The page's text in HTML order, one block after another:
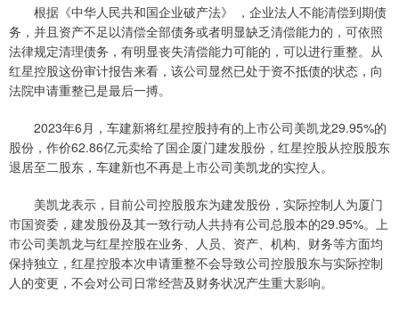
根据《中华人民共和国企业破产法》 ，企业法人不能清偿到期债
务，并且资产不足以清偿全部债务或者明显缺乏清偿能力的，可依照
法律规定清理债务，有明显丧失清偿能力可能的，可以进行重整。从
红星控股这份审计报告来看，该公司显然已处于资不抵债的状态，向
法院申请重整已是最后一搏。
2023年6月，车建新将红星控股持有的上市公司美凯龙29.95%的
股份，作价62.86亿元卖给了国企厦门建发股份，红星控股从控股股东
退居至二股东，车建新也不再是上市公司美凯龙的实控人。
美凯龙表示，目前公司控股股东为建发股份，实际控制人为厦门
市国资委，建发股份及其一致行动人共持有公司总股本的29.95%。上
市公司美凯龙与红星控股在业务、人员、资产、机构、财务等方面均
保持独立，红星控股本次申请重整不会导致公司控股股东与实际控制
人的变更，不会对公司日常经营及财务状况产生重大影响。